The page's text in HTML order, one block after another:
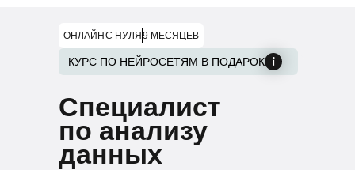
Специалист
по анализу
данных
ОНЛАЙН С НУЛЯ 9 МЕСЯЦЕВ
КУРС ПО НЕЙРОСЕТЯМ В ПОДАРОК